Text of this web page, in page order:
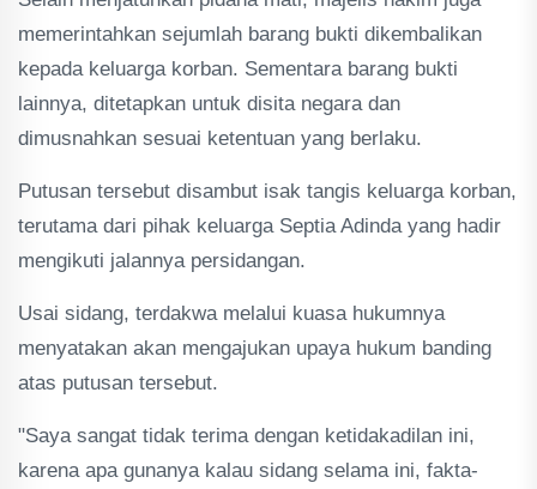
memerintahkan sejumlah barang bukti dikembalikan
kepada keluarga korban. Sementara barang bukti
lainnya, ditetapkan untuk disita negara dan
dimusnahkan sesuai ketentuan yang berlaku.
Putusan tersebut disambut isak tangis keluarga korban,
terutama dari pihak keluarga Septia Adinda yang hadir
mengikuti jalannya persidangan.
Usai sidang, terdakwa melalui kuasa hukumnya
menyatakan akan mengajukan upaya hukum banding
atas putusan tersebut.
"Saya sangat tidak terima dengan ketidakadilan ini,
karena apa gunanya kalau sidang selama ini, fakta-